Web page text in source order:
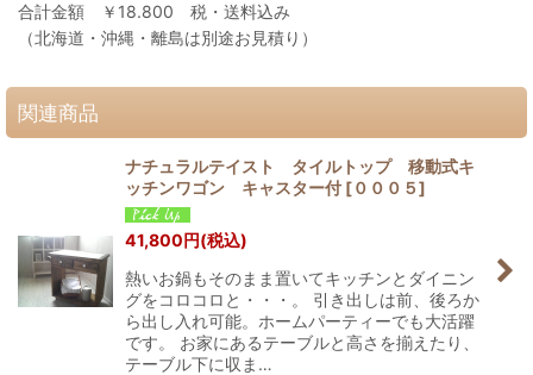
合計金額 ￥18.800 税・送料込み
（北海道・沖縄・離島は別途お見積り）
関連商品
ナチュラルテイスト タイルトップ 移動式キ
ッチンワゴン キャスター付 [０００５]
41,800円(税込)
熱いお鍋もそのまま置いてキッチンとダイニン
グをコロコロと・・・。 引き出しは前、後ろか
ら出し入れ可能。ホームパーティーでも大活躍
です。 お家にあるテーブルと高さを揃えたり、
テーブル下に収ま…